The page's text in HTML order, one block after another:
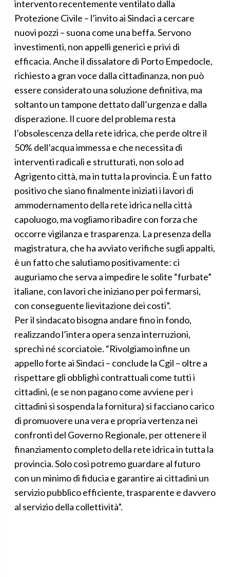
intervento recentemente ventilato dalla
Protezione Civile – l’invito ai Sindaci a cercare
nuovi pozzi – suona come una beffa. Servono
investimenti, non appelli generici e privi di
efficacia. Anche il dissalatore di Porto Empedocle,
richiesto a gran voce dalla cittadinanza, non può
essere considerato una soluzione definitiva, ma
soltanto un tampone dettato dall’urgenza e dalla
disperazione. Il cuore del problema resta
l’obsolescenza della rete idrica, che perde oltre il
50% dell’acqua immessa e che necessita di
interventi radicali e strutturati, non solo ad
Agrigento città, ma in tutta la provincia. È un fatto
positivo che siano finalmente iniziati i lavori di
ammodernamento della rete idrica nella città
capoluogo, ma vogliamo ribadire con forza che
occorre vigilanza e trasparenza. La presenza della
magistratura, che ha avviato verifiche sugli appalti,
è un fatto che salutiamo positivamente: ci
auguriamo che serva a impedire le solite “furbate”
italiane, con lavori che iniziano per poi fermarsi,
con conseguente lievitazione dei costi”.
Per il sindacato bisogna andare fino in fondo,
realizzando l’intera opera senza interruzioni,
sprechi né scorciatoie. “Rivolgiamo infine un
appello forte ai Sindaci – conclude la Cgil – oltre a
rispettare gli obblighi contrattuali come tutti i
cittadini, (e se non pagano come avviene per i
cittadini si sospenda la fornitura) si facciano carico
di promuovere una vera e propria vertenza nei
confronti del Governo Regionale, per ottenere il
finanziamento completo della rete idrica in tutta la
provincia. Solo così potremo guardare al futuro
con un minimo di fiducia e garantire ai cittadini un
servizio pubblico efficiente, trasparente e davvero
al servizio della collettività”.